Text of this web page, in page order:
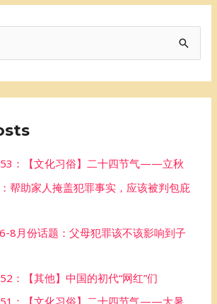
：【文化习俗】二十四节气——立秋
帮助家人掩盖犯罪事实，应该被判包庇
8月份话题：父母犯罪该不该影响到子
：【其他】中国的初代“网红”们